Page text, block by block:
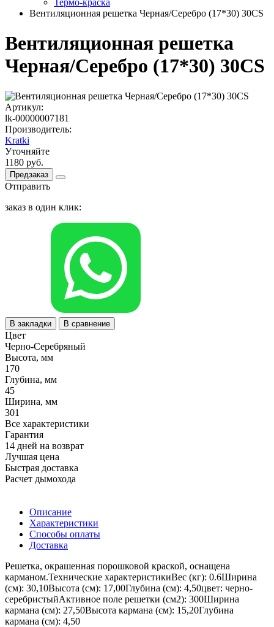
Термо-краска
Вентиляционная решетка Черная/Серебро (17*30) 30CS
Вентиляционная решетка
Черная/Серебро (17*30) 30CS
Артикул:
lk-00000007181
Производитель:
Kratki
Уточняйте
1180 руб.
Предзаказ
Отправить
заказ в один клик:
В закладки В сравнение
Цвет
Черно-Серебряный
Высота, мм
170
Глубина, мм
45
Ширина, мм
301
Все характеристики
Гарантия
14 дней на возврат
Лучшая цена
Быстрая доставка
Расчет дымохода
Описание
Характеристики
Способы оплаты
Доставка
Решетка, окрашенная порошковой краской, оснащена
карманом.Технические характеристикиВес (кг): 0.6Ширина
(см): 30,10Высота (см): 17,00Глубина (см): 4,50цвет: черно-
серебристыйАктивное поле решетки (см2): 300Ширина
кармана (см): 27,50Высота кармана (см): 15,20Глубина
кармана (см): 4,50